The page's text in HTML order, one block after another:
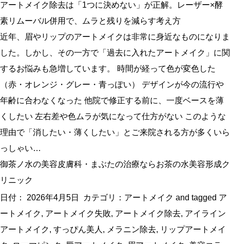
アートメイク除去は「1つに決めない」が正解。レーザー×酵
素リムーバル併用で、ムラと残りを減らす考え方
近年、眉やリップのアートメイクは非常に身近なものになりま
した。しかし、その一方で「過去に入れたアートメイク」に関
するお悩みも急増しています。 時間が経って色が変色した
（赤・オレンジ・グレー・青っぽい） デザインが今の流行や
年齢に合わなくなった 他院で修正する前に、一度ベースを薄
くしたい 左右差や色ムラが気になって仕方がない このような
理由で「消したい・薄くしたい」とご来院される方が多くいら
っしゃい…
御茶ノ水の美容皮膚科・まぶたの治療ならお茶の水美容形成ク
リニック
日付： 2026年4月5日 カテゴリ： アートメイク and tagged ア
ートメイク, アートメイク失敗, アートメイク除去, アイライン
アートメイク, すっぴん美人 , メラニン除去, リップアートメイ